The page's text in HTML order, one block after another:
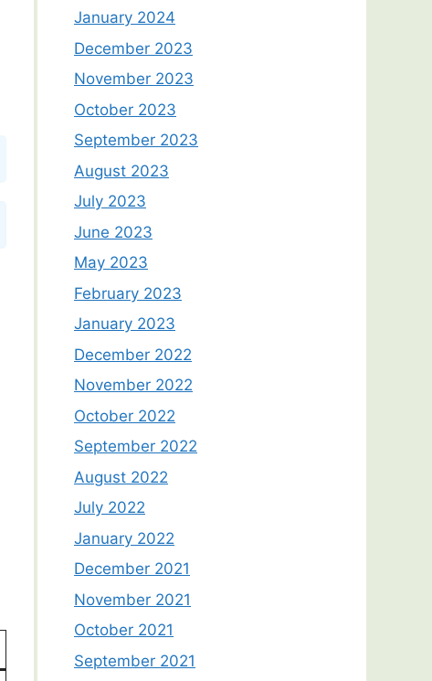
January 2024
December 2023
November 2023
October 2023
September 2023
August 2023
July 2023
June 2023
May 2023
February 2023
January 2023
December 2022
November 2022
October 2022
September 2022
August 2022
July 2022
January 2022
December 2021
November 2021
October 2021
September 2021